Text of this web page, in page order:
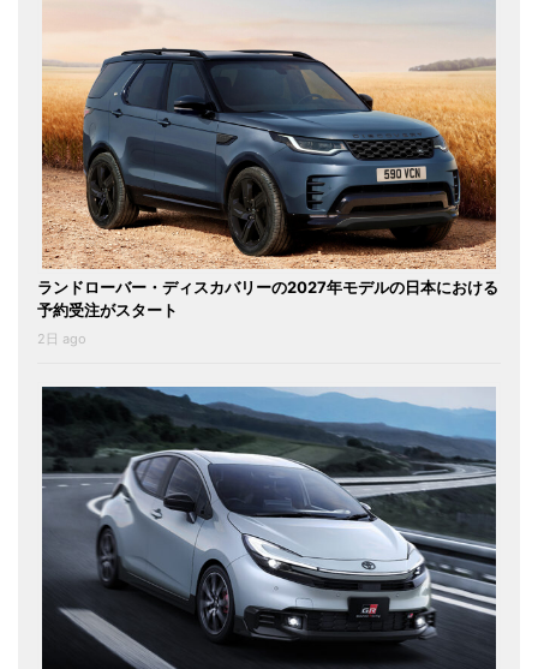
ランドローバー・ディスカバリーの2027年モデルの日本における
予約受注がスタート
2日 ago